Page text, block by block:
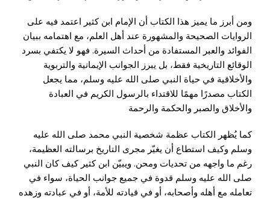
ومن أبرز ما يميز هذا الكتاب أن الإمام ابن كثير اعتمد فيه على
الروايات الصحيحة والمشهورة عند أهل العلم، مع اهتمامه ببيان
الفوائد والعبر المستفادة من أحداث السيرة. فهو لا يكتفي بسرد
الوقائع التاريخية فقط، بل يبرز الجوانب الإيمانية والتربوية
والأخلاقية في حياة النبي صلى الله عليه وسلم، مما يجعل
الكتاب مصدرًا مهمًا للاقتداء بالرسول الكريم في العبادة
والأخلاق والصبر والحكمة والرحمة
كما يُظهر الكتاب عظمة شخصية النبي محمد صلى الله عليه
وسلم وكيف استطاع أن يغيّر مجرى التاريخ برسالته العظيمة،
رغم ما واجهه من تحديات ومحن. ويبيّن ابن كثير كيف كان النبي
صلى الله عليه وسلم قدوة في جميع جوانب الحياة، سواء في
تعامله مع أهله وأصحابه، أو في قيادته للأمة، أو في عبادته وزهده